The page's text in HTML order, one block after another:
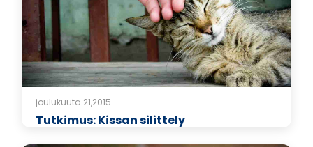
joulukuuta 21,2015
Tutkimus: Kissan silittely